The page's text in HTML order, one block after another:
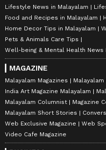
Lifestyle News in Malayalam
Food and Recipes in Malayalam
Home Decor Tips in Malayalam
Pets & Animals Care Tips
Well-being & Mental Health News
MAGAZINE
Malayalam Magazines
India Art Magazine Malayalam
Malayalam Columnist
Magazine
Malayalam Short Stories
Web Exclusive Magazine
Web
Video Cafe Magazine